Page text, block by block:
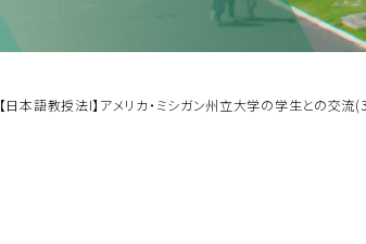
【日本語教授法I】アメリカ・ミシガン州立大学の学生との交